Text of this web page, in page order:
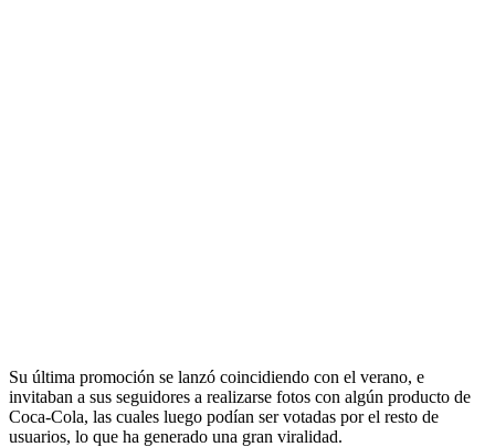
Su última promoción se lanzó coincidiendo con el verano, e
invitaban a sus seguidores a realizarse fotos con algún producto de
Coca-Cola, las cuales luego podían ser votadas por el resto de
usuarios, lo que ha generado una gran viralidad.